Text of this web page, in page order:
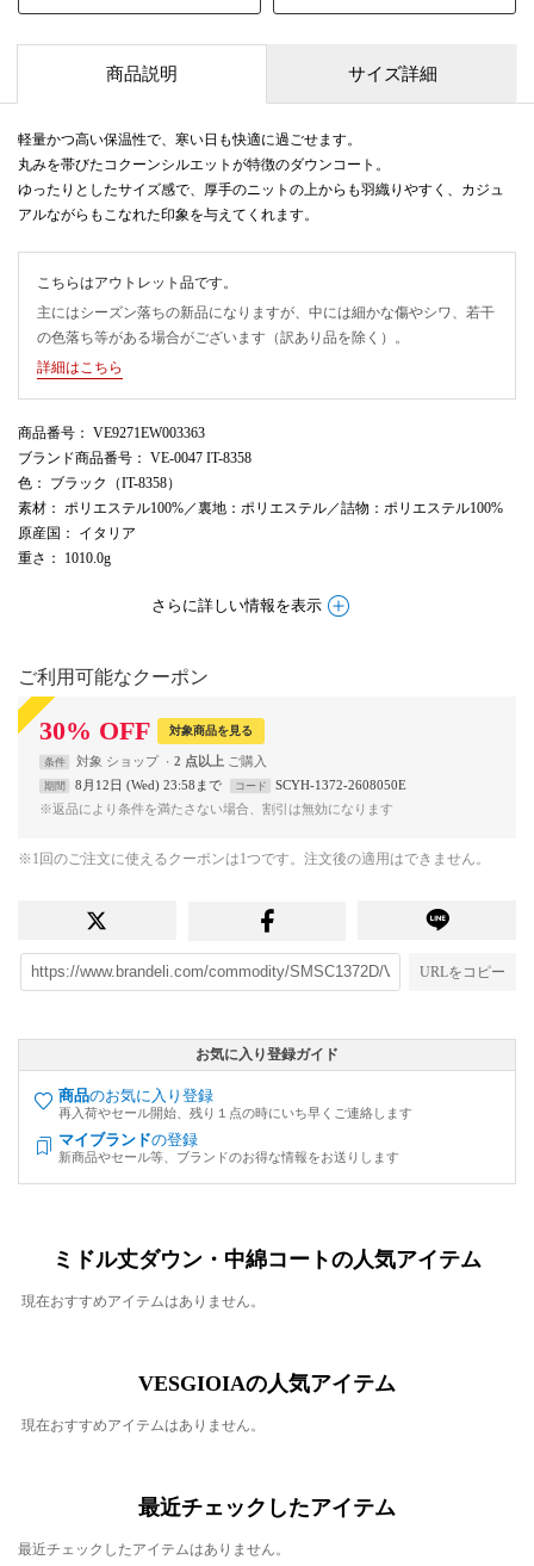
商品説明 サイズ詳細
軽量かつ高い保温性で、寒い日も快適に過ごせます。
丸みを帯びたコクーンシルエットが特徴のダウンコート。
ゆったりとしたサイズ感で、厚手のニットの上からも羽織りやすく、カジュ
アルながらもこなれた印象を与えてくれます。
こちらはアウトレット品です。
主にはシーズン落ちの新品になりますが、中には細かな傷やシワ、若干
の色落ち等がある場合がございます（訳あり品を除く）。
詳細はこちら
商品番号 ： VE9271EW003363
ブランド商品番号 ： VE-0047 IT-8358
色 ： ブラック（IT-8358）
素材 ： ポリエステル100%／裏地：ポリエステル／詰物：ポリエステル100%
原産国 ： イタリア
重さ ： 1010.0g
さらに詳しい情報を表示
ご利用可能なクーポン
30% OFF 対象商品を見る
条件 対象 ショップ 2 点以上
期間 8月12日 (Wed) 23:58まで コード
SCYH-1372-2608050E
※返品により条件を満たさない場合、割引は無効になります
※1回のご注文に使えるクーポンは1つです。注文後の適用はできません。
URLをコピー
お気に入り登録ガイド
商品のお気に入り登録
再入荷やセール開始、残り１点の時にいち早くご連絡します
マイブランドの登録
新商品やセール等、ブランドのお得な情報をお送りします
ミドル丈ダウン・中綿コートの人気アイテム
現在おすすめアイテムはありません。
VESGIOIAの人気アイテム
現在おすすめアイテムはありません。
最近チェックしたアイテム
最近チェックしたアイテムはありません。